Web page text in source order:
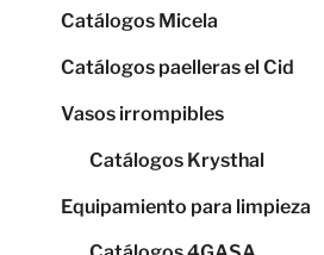
Catálogos Micela
Catálogos paelleras el Cid
Vasos irrompibles
Catálogos Krysthal
Equipamiento para limpieza